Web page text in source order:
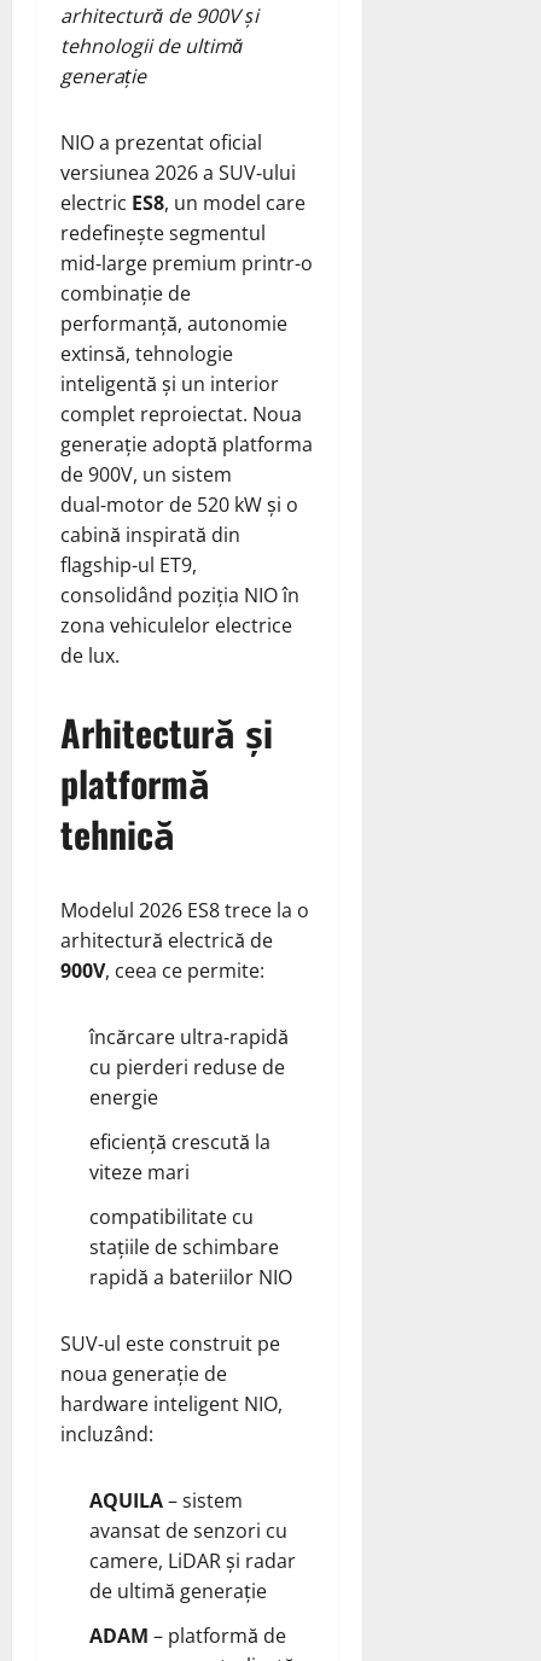
arhitectură de 900V și
tehnologii de ultimă
generație
NIO a prezentat oficial
versiunea 2026 a SUV‑ului
electric ES8, un model care
redefinește segmentul
mid‑large premium printr-o
combinație de
performanță, autonomie
extinsă, tehnologie
inteligentă și un interior
complet reproiectat. Noua
generație adoptă platforma
de 900V, un sistem
dual‑motor de 520 kW și o
cabină inspirată din
flagship-ul ET9,
consolidând poziția NIO în
zona vehiculelor electrice
de lux.
Arhitectură și
platformă
tehnică
Modelul 2026 ES8 trece la o
arhitectură electrică de
900V, ceea ce permite:
încărcare ultra‑rapidă
cu pierderi reduse de
energie
eficiență crescută la
viteze mari
compatibilitate cu
stațiile de schimbare
rapidă a bateriilor NIO
SUV‑ul este construit pe
noua generație de
hardware inteligent NIO,
incluzând:
AQUILA– sistem
avansat de senzori cu
camere, LiDAR și radar
de ultimă generație
ADAM – platformă de